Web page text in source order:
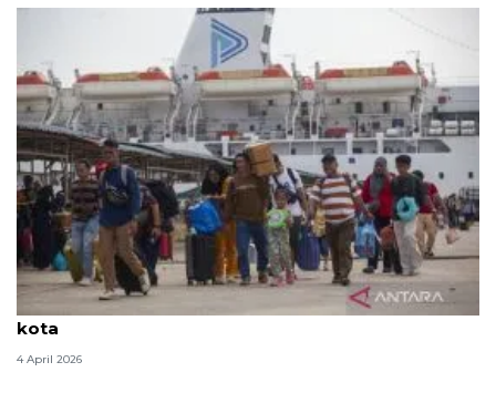
Arus Balik: Bonus demografi yang terjebak di jalan
kota
4 April 2026